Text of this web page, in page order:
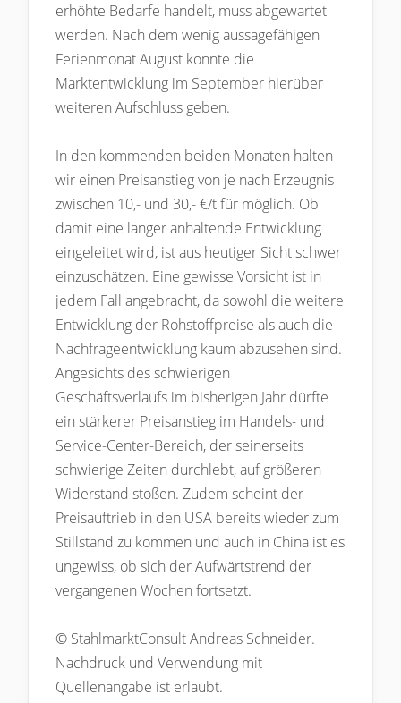
erhöhte Bedarfe handelt, muss abgewartet
werden. Nach dem wenig aussagefähigen
Ferienmonat August könnte die
Marktentwicklung im September hierüber
weiteren Aufschluss geben.
In den kommenden beiden Monaten halten
wir einen Preisanstieg von je nach Erzeugnis
zwischen 10,- und 30,- €/t für möglich. Ob
damit eine länger anhaltende Entwicklung
eingeleitet wird, ist aus heutiger Sicht schwer
einzuschätzen. Eine gewisse Vorsicht ist in
jedem Fall angebracht, da sowohl die weitere
Entwicklung der Rohstoffpreise als auch die
Nachfrageentwicklung kaum abzusehen sind.
Angesichts des schwierigen
Geschäftsverlaufs im bisherigen Jahr dürfte
ein stärkerer Preisanstieg im Handels- und
Service-Center-Bereich, der seinerseits
schwierige Zeiten durchlebt, auf größeren
Widerstand stoßen. Zudem scheint der
Preisauftrieb in den USA bereits wieder zum
Stillstand zu kommen und auch in China ist es
ungewiss, ob sich der Aufwärtstrend der
vergangenen Wochen fortsetzt.
© StahlmarktConsult Andreas Schneider.
Nachdruck und Verwendung mit
Quellenangabe ist erlaubt.